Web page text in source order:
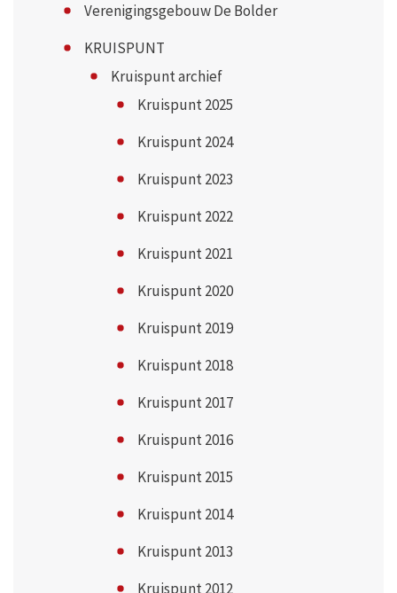
Verenigingsgebouw De Bolder
KRUISPUNT
Kruispunt archief
Kruispunt 2025
Kruispunt 2024
Kruispunt 2023
Kruispunt 2022
Kruispunt 2021
Kruispunt 2020
Kruispunt 2019
Kruispunt 2018
Kruispunt 2017
Kruispunt 2016
Kruispunt 2015
Kruispunt 2014
Kruispunt 2013
Kruispunt 2012